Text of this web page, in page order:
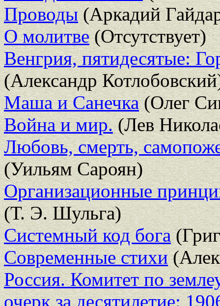
Проводы(Аркадий
О молитве(Отсутствует)
Венгрия, пятидесятые:
(Александр
Маша и Санечка(Олег
Война и мир.(Лев
Любовь, смерть,
(Уильям Сароян)
Организационные
(Т. Э. Шульга)
Системный код бога
Современные стихи
Россия. Комитет по
очерк за десятилетие: